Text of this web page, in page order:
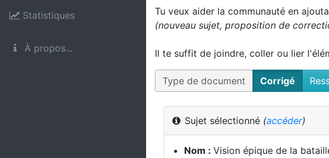
Statistiques
À propos...
Tu veux aider la communauté en
(nouveau sujet, proposition de
Il te suffit de joindre, coller ou lier
Type de document Corrigé
Sujet sélectionné (accéder)
Nom : Vision épique de la